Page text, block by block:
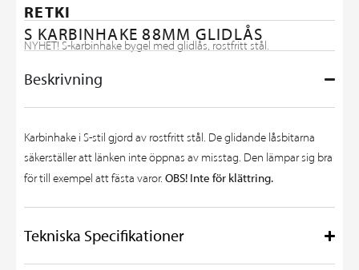
RETKI
S KARBINHAKE 88MM GLIDLÅS
NYHET! S-karbinhake bygel med glidlås, rostfritt stål.
Beskrivning
Karbinhake i S-stil gjord av rostfritt stål. De glidande låsbitarna
säkerställer att länken inte öppnas av misstag. Den lämpar sig bra
för till exempel att fästa varor. OBS! Inte för klättring.
Tekniska Specifikationer